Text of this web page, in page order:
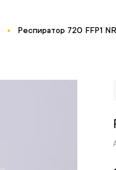
Респиратор 720 FFP1